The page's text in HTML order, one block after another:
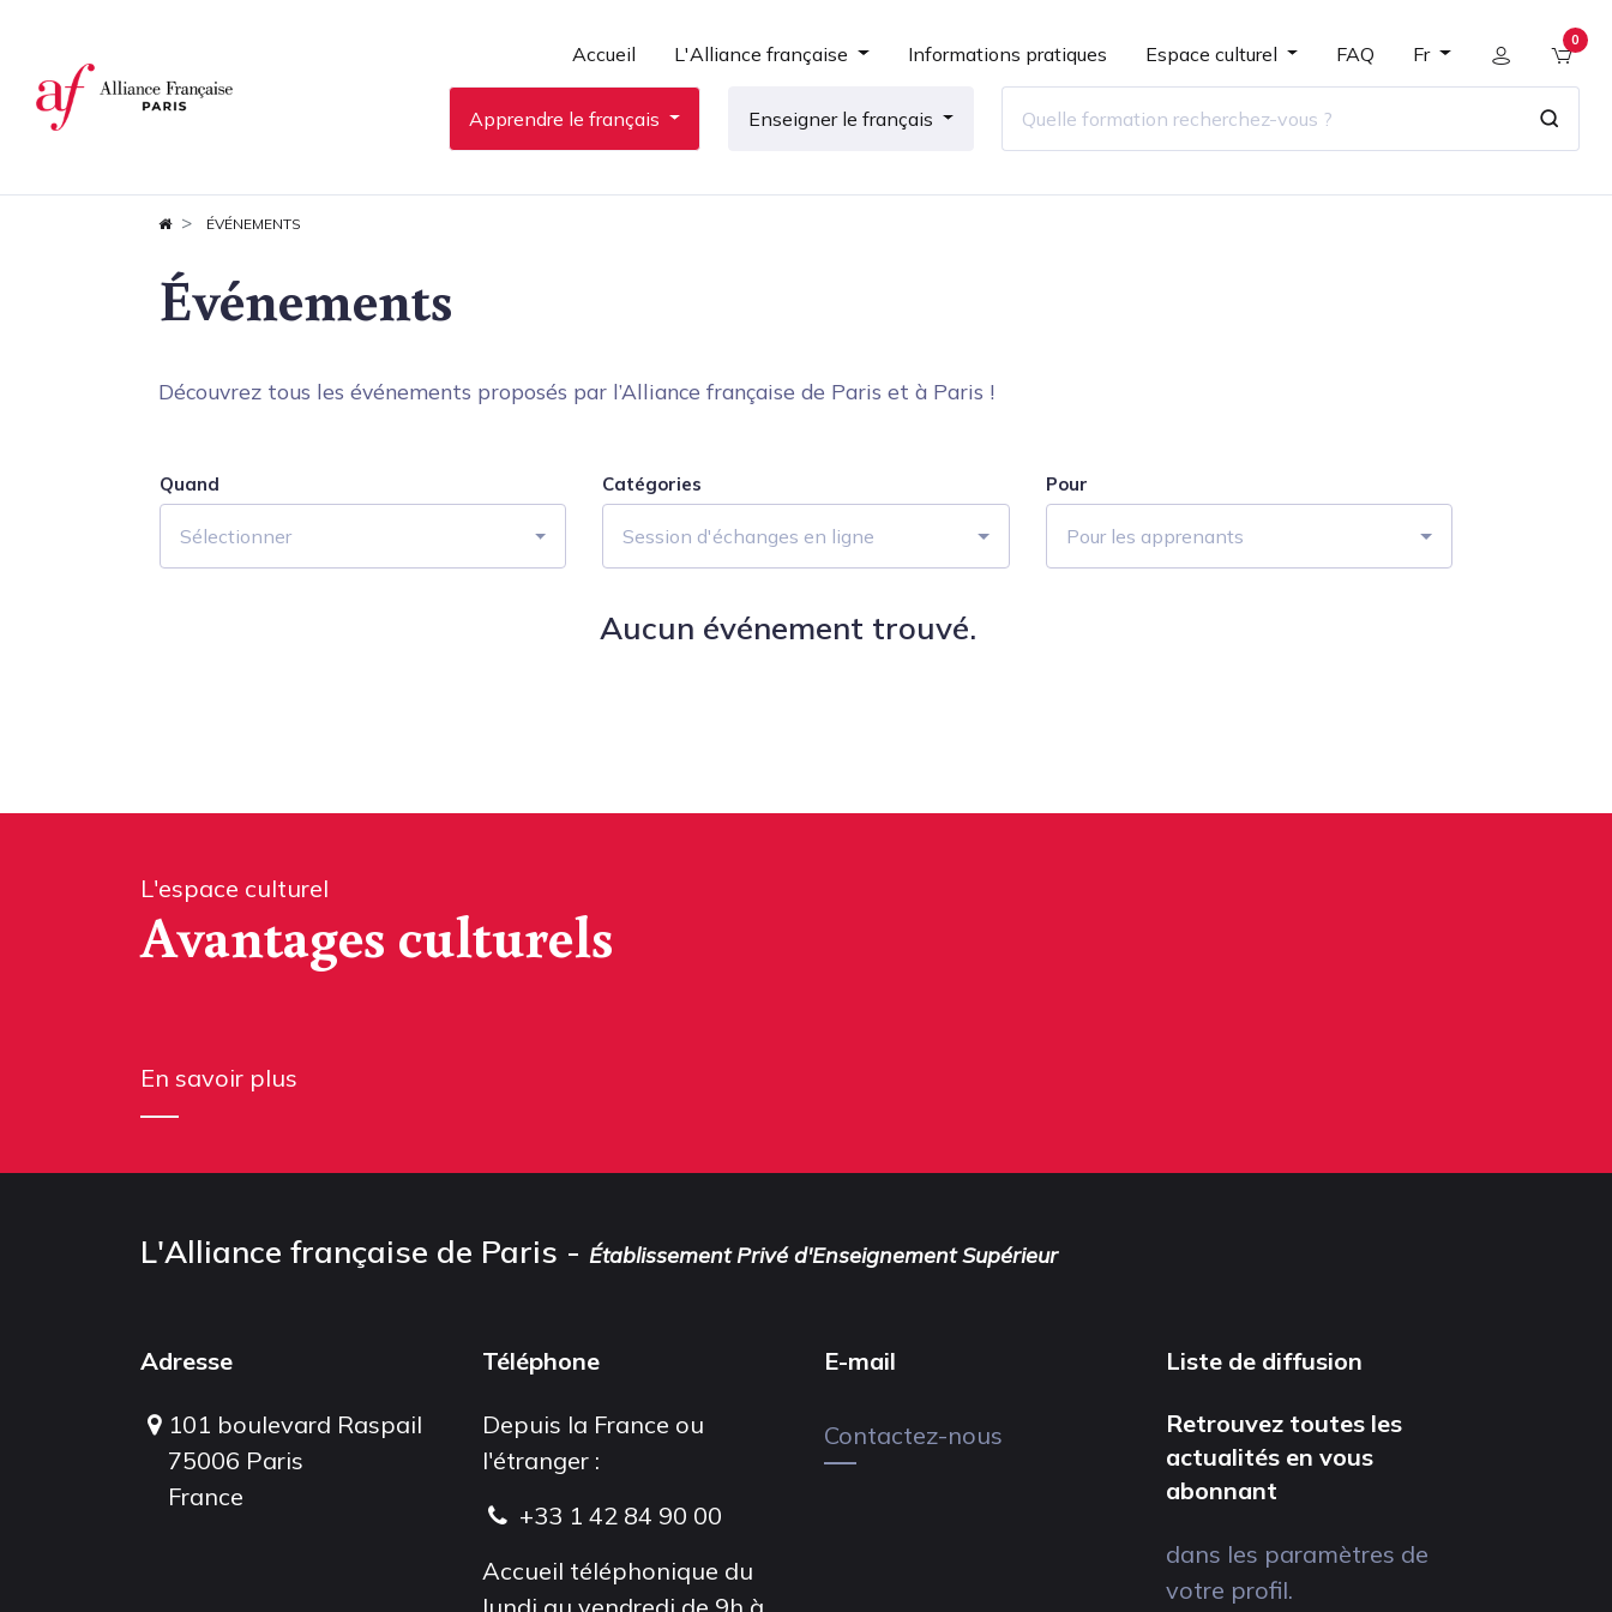
Accueil L'Alliance française Informations pratiques Espace culturel FAQ Fr
0
Apprendre le français Enseigner le français
ÉVÉNEMENTS
Événements
Découvrez tous les événements proposés par l’Alliance française de Paris et à Paris !
Quand
Sélectionner
Catégories
Session d'échanges en ligne
Pour
Pour les apprenants
Aucun événement trouvé.
L'espace culturel
Avantages culturels
En savoir plus
L'Alliance française de Paris - Établissement Privé d'Enseignement Supérieur
Adresse
101 boulevard Raspail
75006 Paris
France
Téléphone
Depuis la France ou
l'étranger :
+33 1 42 84 90 00
Accueil téléphonique du
E-mail
Contactez-nous
Liste de diffusion
Retrouvez toutes les
actualités en vous
abonnant
dans les paramètres de
votre profil.